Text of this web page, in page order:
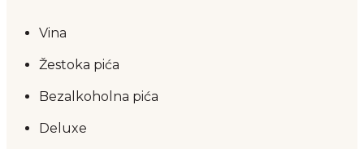
Vina
Žestoka pića
Bezalkoholna pića
Deluxe